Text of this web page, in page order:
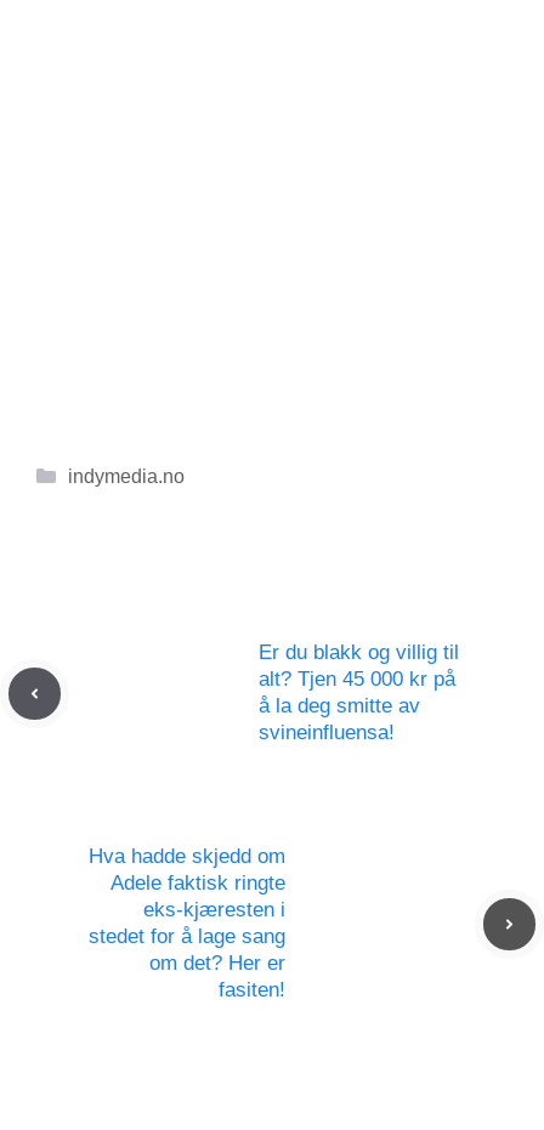
Kategorier
indymedia.no
Er du blakk og villig til
alt? Tjen 45 000 kr på
å la deg smitte av
svineinfluensa!
Hva hadde skjedd om
Adele faktisk ringte
eks-kjæresten i
stedet for å lage sang
om det? Her er
fasiten!